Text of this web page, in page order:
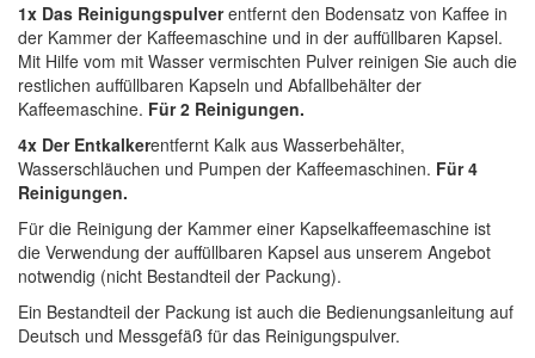
1x Das Reinigungspulverentfernt den Bodensatz von Kaffee in
der Kammer der Kaffeemaschine und in der auffüllbaren Kapsel.
Mit Hilfe vom mit Wasser vermischten Pulver reinigen Sie auch die
restlichen auffüllbaren Kapseln und Abfallbehälter der
Kaffeemaschine. Für 2 Reinigungen.
4x Der Entkalkerentfernt Kalk aus Wasserbehälter,
Wasserschläuchen und Pumpen der Kaffeemaschinen. Für 4
Reinigungen.
Für die Reinigung der Kammer einer Kapselkaffeemaschine ist
die Verwendung der auffüllbaren Kapsel aus unserem Angebot
notwendig (nicht Bestandteil der Packung).
Ein Bestandteil der Packung ist auch die Bedienungsanleitung auf
Deutsch und Messgefäß für das Reinigungspulver.